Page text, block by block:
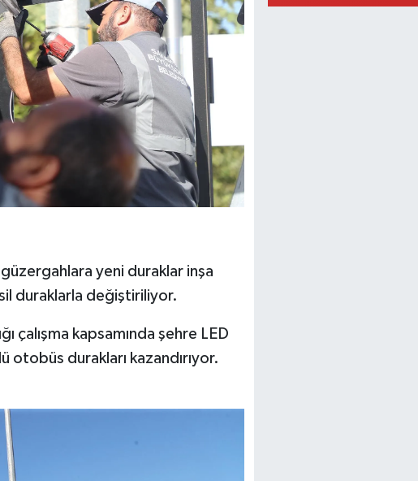
yeni duraklar inşa
duraklarla değiştiriliyor.
çalışma kapsamında şehre LED
durakları kazandırıyor.